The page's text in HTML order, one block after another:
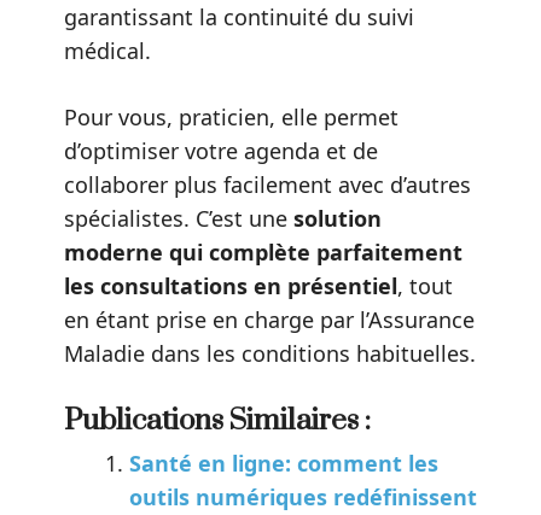
garantissant la continuité du suivi
médical.
Pour vous, praticien, elle permet
d’optimiser votre agenda et de
collaborer plus facilement avec d’autres
spécialistes. C’est une solution
moderne qui complète parfaitement
les consultations en présentiel, tout
en étant prise en charge par l’Assurance
Maladie dans les conditions habituelles.
Publications Similaires :
Santé en ligne: comment les
outils numériques redéfinissent